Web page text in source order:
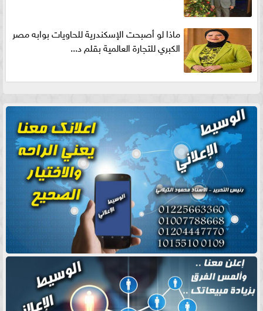
ماذا لو أصبحت الإسكندرية للحاويات بوابه مصر
الكبري للتجارة العالمية بقلم د...